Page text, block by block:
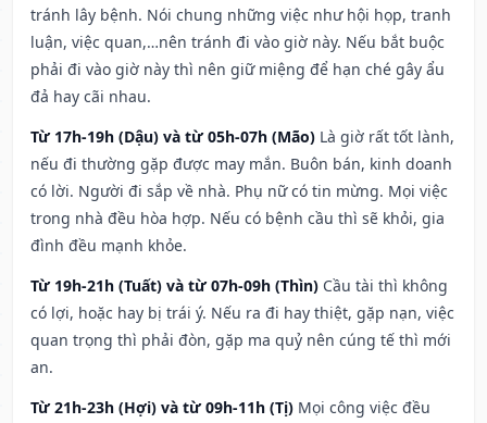
tránh lây bệnh. Nói chung những việc như hội họp, tranh
luận, việc quan,…nên tránh đi vào giờ này. Nếu bắt buộc
phải đi vào giờ này thì nên giữ miệng để hạn ché gây ẩu
đả hay cãi nhau.
Từ 17h-19h (Dậu) và từ 05h-07h (Mão) Là giờ rất tốt lành,
nếu đi thường gặp được may mắn. Buôn bán, kinh doanh
có lời. Người đi sắp về nhà. Phụ nữ có tin mừng. Mọi việc
trong nhà đều hòa hợp. Nếu có bệnh cầu thì sẽ khỏi, gia
đình đều mạnh khỏe.
Từ 19h-21h (Tuất) và từ 07h-09h (Thìn) Cầu tài thì không
có lợi, hoặc hay bị trái ý. Nếu ra đi hay thiệt, gặp nạn, việc
quan trọng thì phải đòn, gặp ma quỷ nên cúng tế thì mới
an.
Từ 21h-23h (Hợi) và từ 09h-11h (Tị) Mọi công việc đều